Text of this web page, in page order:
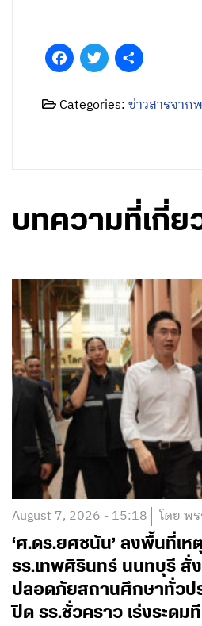
FacebookTwitter
Categories:ข่าวสารจาก
บทความที่เกี่ย
August 7, 2026 - 15:18 โดย พ
‘ศ.ดร.ยศชนัน’ ลงพื้นที่เห
รร.เทพศิรินทร์ นนทบุรี สั่
ปลอดภัยสถานศึกษาทั่วป
ปิด รร.ชั่วคราว เร่งระดม